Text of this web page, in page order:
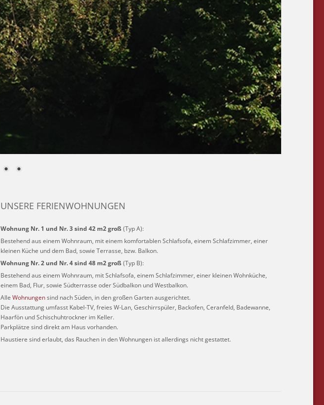
UNSERE FERIENWOHNUNGEN
Wohnung Nr. 1 und Nr. 3 sind 42 m2 groß (Typ A):
Bestehend aus einem Wohnraum, mit einem komfortablen Schlafsofa, einem Schlafzimmer, einer
kleinen Küche und dem Bad, sowie Terrasse, bzw. Balkon.
Wohnung Nr. 2 und Nr. 4 sind 48 m2 groß (Typ B):
Bestehend aus einem Wohnraum, mit Schlafsofa, einem Schlafzimmer, einer kleinen Wohnküche,
einem Bad, Flur, sowie Südterrasse oder Südbalkon und Westbalkon.
Alle Wohnungensind nach Süden, in den großen Garten ausgerichtet.
Die Ausstattung umfasst Kabel-TV, freies W-Lan, Geschirrspüler, Backofen, Ceranfeld, Badewanne,
Haarfön und Schischuhtrockner im Keller.
Parkplätze sind direkt am Haus vorhanden.
Haustiere sind erlaubt, das Rauchen in den Wohnungen ist allerdings nicht gestattet.